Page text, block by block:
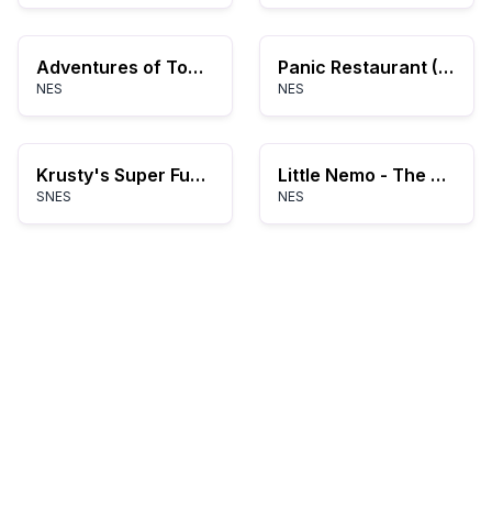
Adventures of Tom Sawyer (USA)
NES
Panic Restaurant (USA)
NES
Krusty's Super Fun House (Europe)
SNES
Little Nemo - The Dream Master (USA)
NES